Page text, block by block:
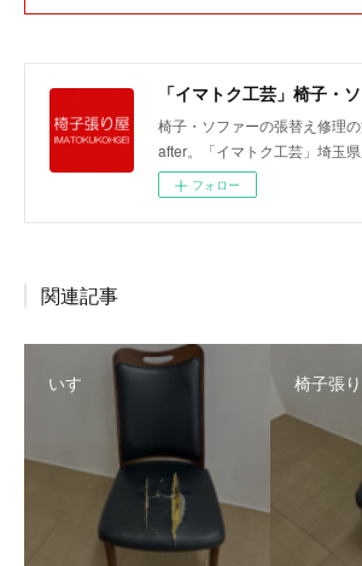
椅子・ソファーの張替え修理
after。「イマトク工芸」埼玉
フォロー
関連記事
いす 椅子張